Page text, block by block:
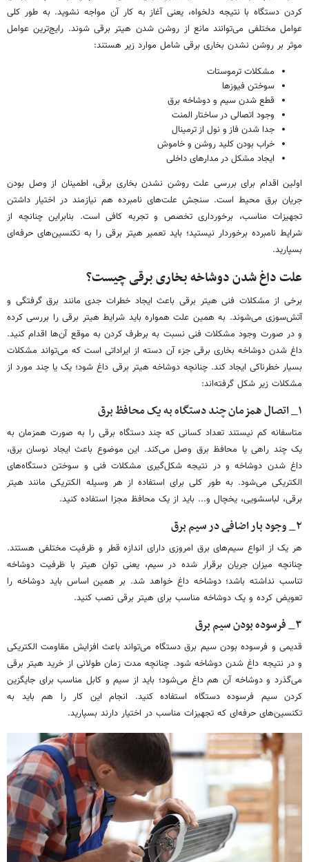
کردن دستگاه با نتیجه دلخواه، یعنی آغاز به کار آن مواجه نشوید. به طور کلی
عوامل مختلفی می‌توانند مانع از روشن شدن هیتر برقی شوند. رایج‌ترین عوامل
موثر بر روشن نشدن بخاری برقی شامل موارد زیر هستند:
مشکلات ترموستات
سوختن فیوزها
قطع شدن سیم و دوشاخه برق
وجود اتصالی در ساختار المنت
جدا شدن فاز و نول از ترمینال
خراب بودن کلید روشن و خاموش
ایجاد مشکل در مدارهای داخلی
اولین اقدام برای بررسی علت روشن نشدن بخاری برقی، اطمینان از وصل بودن
جریان برق محیط است. سنجش علت‌های نامبرده هم نیازمند در اختیار داشتن
تجهیزات مناسب، برخورداری تخصص و تجربه کافی است. بنابراین چنانچه از
شرایط نامبرده برخوردار نیستید؛ باید تعمیر هیتر برقی را به تکنسین‌های حرفه‌ای
بسپارید.
علت داغ شدن دوشاخه بخاری برقی چیست؟
برخی از مشکلات فنی هیتر برقی باعث ایجاد خطرات جدی مانند برق گرفتگی و
آتش‌سوزی می‌شوند. به همین علت همواره باید شرایط هیتر برقی را بررسی کرده
و در صورت وجود مشکلات فنی نسبت به برطرف کردن به موقع آن‌ها اقدام کنید.
داغ شدن دوشاخه بخاری برقی جزء آن دسته از ایراداتی است که می‌تواند مشکلات
بسیار خطرناکی ایجاد کند. چنانچه دوشاخه هیتر برقی داغ شود؛ یک یا چند مورد از
مشکلات زیر شکل گرفته‌اند:
۱_ اتصال همزمان چند دستگاه به یک محافظ برق
متاسفانه کم نیستند تعداد کسانی که چند دستگاه برقی را به صورت همزمان به
یک چند راهی یا محافظ برق وصل می‌کند. این موضوع باعث ایجاد نوسان برق،
داغ شدن دوشاخه و در نتیجه شکل‌گیری مشکلات فنی و سوختن دستگاه‌های
الکتریکی می‌شود. به طور کلی برای استفاده از هر وسیله الکتریکی مانند هیتر
برقی، لباسشویی، یخچال و... باید از یک محافظ مجزا استفاده کنید.
۲_ وجود بار اضافی در سیم برق
هر یک از انواع سیم‌های برق امروزی دارای اندازه قطر و ظرفیت مختلفی هستند.
چنانچه میزان جریان برقرار شده در سیم، یعنی توان هیتر با ظرفیت دوشاخه
تناسب نداشته باشد؛ دوشاخه داغ خواهد شد. بر همین اساس باید دوشاخه را
تعویض کرده و یک دوشاخه مناسب برای هیتر برقی نصب کنید.
۳_ فرسوده بودن سیم برق
قدیمی و فرسوده بودن سیم برق دستگاه می‌تواند باعث افزایش مقاومت الکتریکی
و در نتیجه داغ شدن دوشاخه شود. چنانچه مدت زمان طولانی از خرید هیتر برقی
می‌گذرد و دوشاخه آن هم داغ می‌شود؛ باید از سیم و کابل مناسب برای جایگزین
کردن سیم فرسوده دستگاه استفاده کنید. انجام این کار را هم باید به
تکنسین‌های حرفه‌ای که تجهیزات مناسب در اختیار دارند بسپارید.